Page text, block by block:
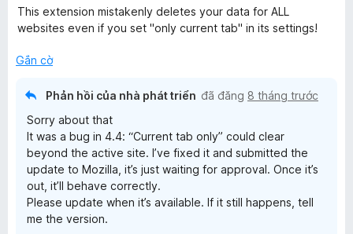
ế
p
ạ
This extension mistakenly deletes your data for ALL
websites even if you set "only current tab" in its settings!
Gắn cờ
Phản hồi của nhà phát triển đã đăng 8 tháng trước
Sorry about that
It was a bug in 4.4: “Current tab only” could clear
beyond the active site. I’ve fixed it and submitted the
update to Mozilla, it’s just waiting for approval. Once it’s
out, it’ll behave correctly.
Please update when it’s available. If it still happens, tell
me the version.